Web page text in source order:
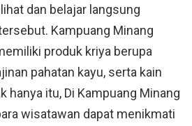
dan belajar langsung
Kampuang Minang
produk kriya berupa
pahatan kayu, serta kain
hanya itu, Di Kampuang Minang
wisatawan dapat menikmati